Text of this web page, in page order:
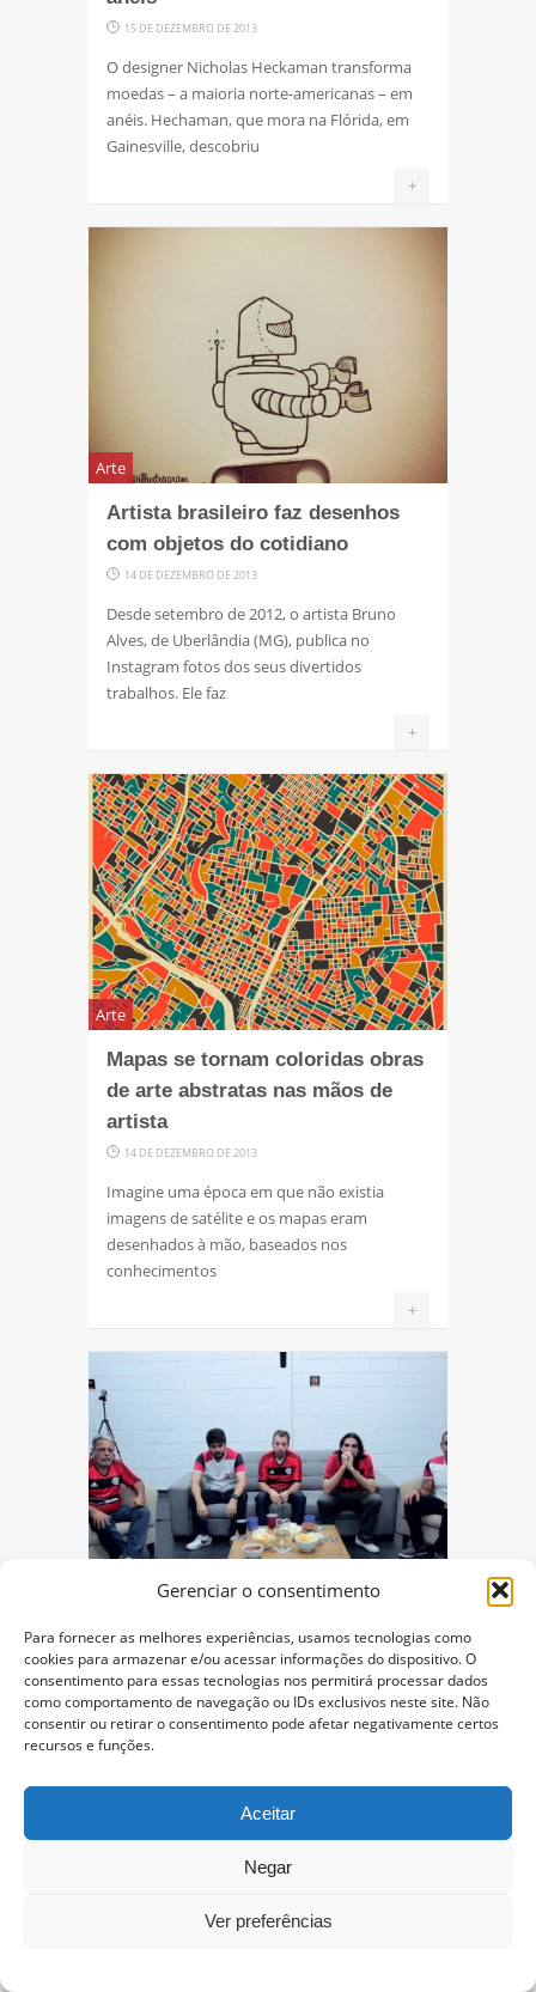
Gerenciar o consentimento
Para fornecer as melhores experiências, usamos tecnologias como
cookies para armazenar e/ou acessar informações do dispositivo. O
consentimento para essas tecnologias nos permitirá processar dados
como comportamento de navegação ou IDs exclusivos neste site. Não
consentir ou retirar o consentimento pode afetar negativamente certos
recursos e funções.
Aceitar
Negar
Ver preferências
15 DE DEZEMBRO DE 2013
O designer Nicholas Heckaman transforma
moedas – a maioria norte-americanas – em
anéis. Hechaman, que mora na Flórida, em
Gainesville, descobriu
+
Arte
Artista brasileiro faz desenhos
com objetos do cotidiano
14 DE DEZEMBRO DE 2013
Desde setembro de 2012, o artista Bruno
Alves, de Uberlândia (MG), publica no
Instagram fotos dos seus divertidos
trabalhos. Ele faz
+
Arte
Mapas se tornam coloridas obras
de arte abstratas nas mãos de
artista
14 DE DEZEMBRO DE 2013
Imagine uma época em que não existia
imagens de satélite e os mapas eram
desenhados à mão, baseados nos
conhecimentos
+
Curiosidades
100 mil reais em prêmio, basta
que 5 torcedores vejam em
silêncio seu time ser campeão
13 DE DEZEMBRO DE 2013
a final da Copa do Brasil